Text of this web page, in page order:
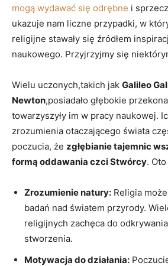
mogą wydawać się odrębne i
ukazuje nam liczne przypadki, w
religijne stawały się źródłem
naukowego. Przyjrzyjmy się
Wielu uczonych,takich jak Galileo
Newton,posiadało głębokie
towarzyszyły im w pracy naukowej.
zrozumienia otaczającego świata
poczucia, że zgłębianie tajemnic
formą oddawania czci Stwórcy.
Zrozumienie natury: Religia
badań nad światem przyrody.
religijnych zachęca do
stworzenia.
Motywacja do działania: